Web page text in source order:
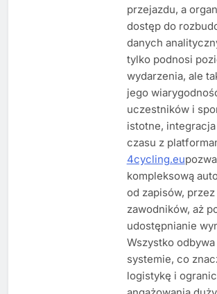
przejazdu, a
dostęp do
danych
tylko podnosi
wydarzenia, ale
jego
uczestników i
istotne,
czasu z
4cycling.eu
kompleksową
od zapisów,
zawodników, aż
udostępnianie
Wszystko
systemie, co
logistykę i